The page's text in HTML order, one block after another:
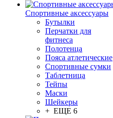
Спортивные аксессуары
Бутылки
Перчатки для
фитнеса
Полотенца
Пояса атлетические
Спортивные сумки
Таблетница
Тейпы
Маски
Шейкеры
+ ЕЩЕ 6